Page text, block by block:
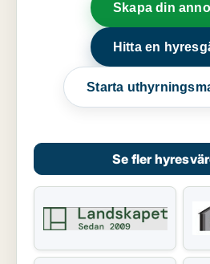
Skapa din
Hitta en
Starta
Se fler